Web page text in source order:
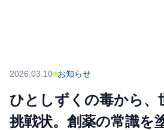
2026.03.10 お知らせ
ひとしずくの毒から、
挑戦状。創薬の常識を